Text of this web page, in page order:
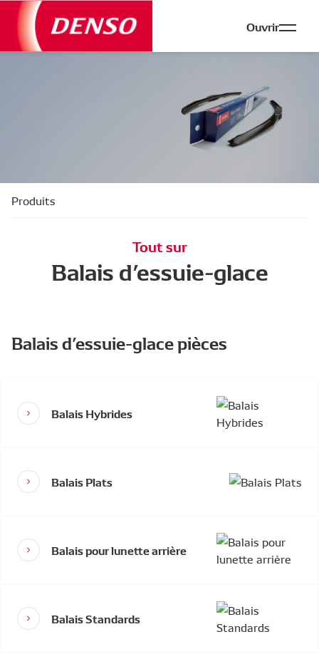
Ouvrir
Produits
Tout sur
Balais d’essuie-glace
Balais d’essuie-glace pièces
Balais Hybrides
Balais Plats
Balais pour lunette arrière
Balais Standards